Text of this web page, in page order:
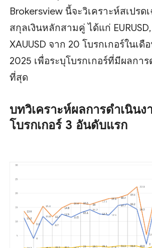
Brokersview นี้จะวิเคราะห์สเปรด
สกุลเงินหลักสามคู่ ได้แก่
XAUUSD จาก 20 โบรกเกอร์ในเ
2025 เพื่อระบุโบรกเกอร์ที่มีผลกา
ที่สุด
บทวิเคราะห์ผลการดำเนินง
โบรกเกอร์ 3 อันดับแรก